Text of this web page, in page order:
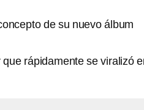
de su nuevo álbum
rápidamente se viralizó